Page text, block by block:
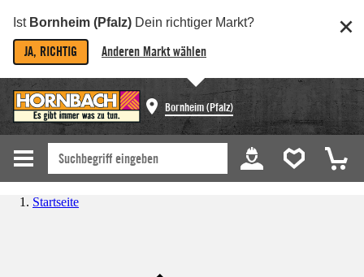
Ist Bornheim (Pfalz) Dein richtiger Markt?
JA, RICHTIG Anderen Markt wählen
Bornheim (Pfalz)
Startseite